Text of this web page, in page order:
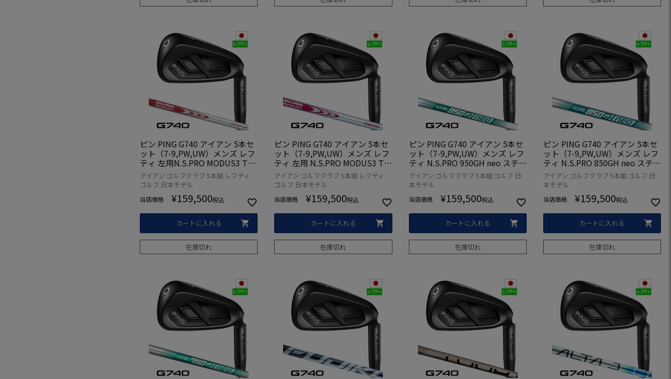
ピン PING G740 アイアン 5本セ
ット（7-9,PW,UW）メンズ レフ
ティ 左用N.S.PRO MODUS3 TO
UR 115 スチール 2026年モデル
日本正規品 ゴルフクラブ
アイアン ゴルフクラブ 5本組 レフティ
ゴルフ 日本モデル
当店価格 ¥159,500税込
カートに入れる
在庫切れ
ピン PING G740 アイアン 5本セ
ット（7-9,PW,UW）メンズ レフ
ティ 左用 N.S.PRO MODUS3 TO
UR 105 スチール 2026年モデル
日本正規品 ゴルフクラブ
アイアン ゴルフクラブ 5本組 レフティ
ゴルフ 日本モデル
当店価格 ¥159,500税込
カートに入れる
在庫切れ
ピン PING G740 アイアン 5本セ
ット（7-9,PW,UW）メンズ レフ
ティ N.S.PRO 950GH neo スチー
ル 2026年モデル 日本正規品 日
本モデル ゴルフ ゴルフクラブ 左
用 左利き
アイアン ゴルフクラブ 5本組 ゴルフ 日
本モデル
当店価格 ¥159,500税込
カートに入れる
在庫切れ
ピン PING G740 アイアン 5本セ
ット（7-9,PW,UW）メンズ レフ
ティ N.S.PRO 850GH neo スチー
ル 2026年モデル 日本正規品 日
本モデル ゴルフ ゴルフクラブ 左
用 左利き
アイアン ゴルフクラブ 5本組 ゴルフ 日
本モデル
当店価格 ¥159,500税込
カートに入れる
在庫切れ